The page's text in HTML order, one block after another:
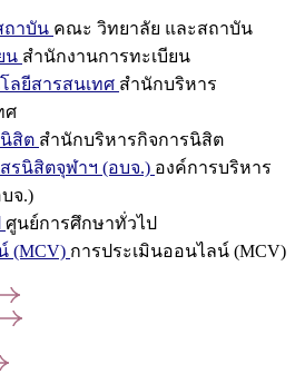
ถาบัน คณะ วิทยาลัย และสถาบัน
น สำนักงานการทะเบียน
ลยีสารสนเทศ สำนักบริหาร
ศ
สิต สำนักบริหารกิจการนิสิต
รนิสิตจุฬาฯ (อบจ.) องค์การบริหาร
จ.)
ศูนย์การศึกษาทั่วไป
(MCV) การประเมินออนไลน์ (MCV)